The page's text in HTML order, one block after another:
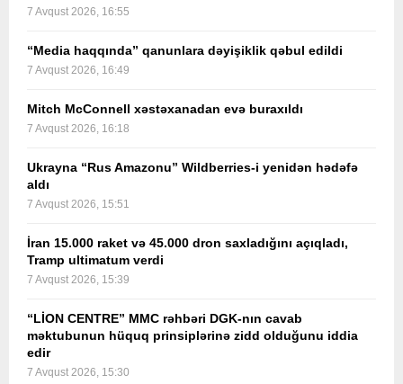
7 Avqust 2026, 16:55
“Media haqqında” qanunlara dəyişiklik qəbul edildi
7 Avqust 2026, 16:49
Mitch McConnell xəstəxanadan evə buraxıldı
7 Avqust 2026, 16:18
Ukrayna “Rus Amazonu” Wildberries-i yenidən hədəfə
aldı
7 Avqust 2026, 15:51
İran 15.000 raket və 45.000 dron saxladığını açıqladı,
Tramp ultimatum verdi
7 Avqust 2026, 15:39
“LİON CENTRE” MMC rəhbəri DGK-nın cavab
məktubunun hüquq prinsiplərinə zidd olduğunu iddia
edir
7 Avqust 2026, 15:30